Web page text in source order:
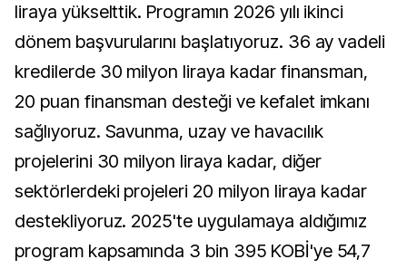
liraya yükselttik. Programın 2026 yılı ikinci
dönem başvurularını başlatıyoruz. 36 ay vadeli
kredilerde 30 milyon liraya kadar finansman,
20 puan finansman desteği ve kefalet imkanı
sağlıyoruz. Savunma, uzay ve havacılık
projelerini 30 milyon liraya kadar, diğer
sektörlerdeki projeleri 20 milyon liraya kadar
destekliyoruz. 2025'te uygulamaya aldığımız
program kapsamında 3 bin 395 KOBİ'ye 54,7